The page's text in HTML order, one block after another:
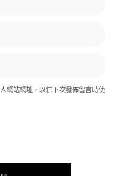
網站網址，以供下次發佈留言時使